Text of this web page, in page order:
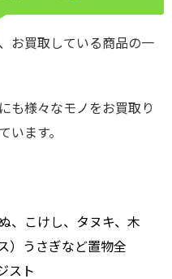
お買取している商品の一
も様々なモノをお買取り
います。
、こけし、タヌキ、木
）うさぎなど置物全
スト